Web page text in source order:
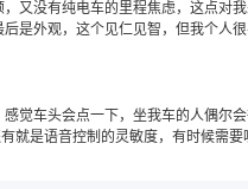
没有纯电车的里程焦虑，这点对
外观，这个见仁见智，但我个人
车头会点一下，坐我车的人偶尔
是语音控制的灵敏度，有时候需